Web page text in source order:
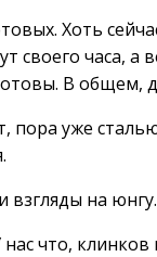
Хоть
своего часа, а
В общем,
пора уже
взгляды на юнгу.
что,